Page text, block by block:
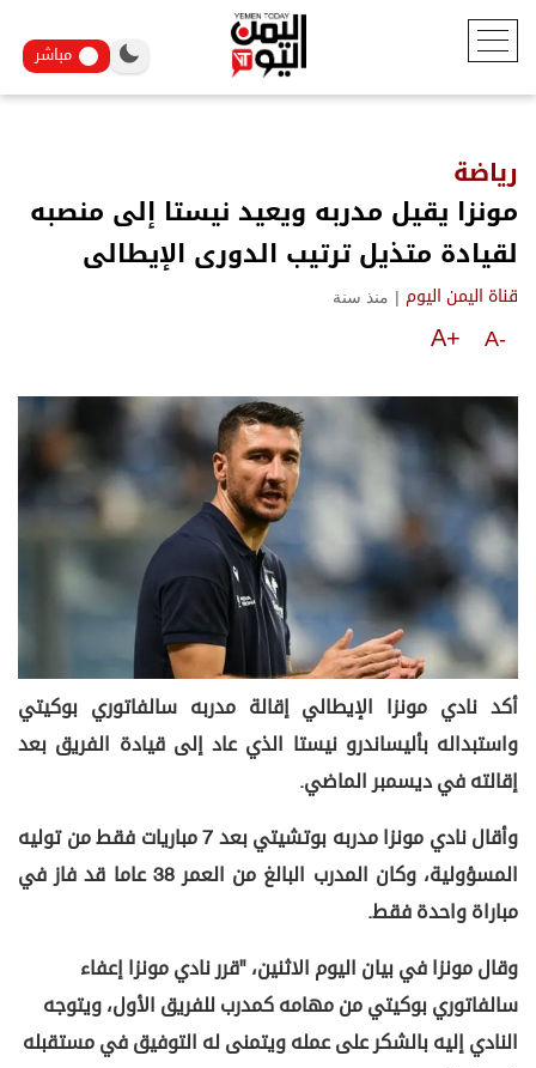
مباشر
رياضة
مونزا يقيل مدربه ويعيد نيستا إلى منصبه
لقيادة متذيل ترتيب الدورى الإيطالى
قناة اليمن اليوم | منذ سنة
A-
A+
أكد نادي مونزا الإيطالي إقالة مدربه سالفاتوري بوكيتي
واستبداله بأليساندرو نيستا الذي عاد إلى قيادة الفريق بعد
إقالته في ديسمبر الماضي.
وأقال نادي مونزا مدربه بوتشيتي بعد 7 مباريات فقط من توليه
المسؤولية، وكان المدرب البالغ من العمر 38 عاما قد فاز في
مباراة واحدة فقط.
وقال مونزا في بيان اليوم الاثنين، "قرر نادي مونزا إعفاء
سالفاتوري بوكيتي من مهامه كمدرب للفريق الأول، ويتوجه
النادي إليه بالشكر على عمله ويتمنى له التوفيق في مستقبله